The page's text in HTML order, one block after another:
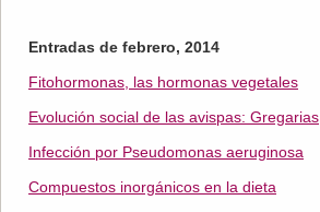
Entradas de febrero, 2014
Fitohormonas, las hormonas vegetales
Evolución social de las avispas: Gregarias
Infección por Pseudomonas aeruginosa
Compuestos inorgánicos en la dieta